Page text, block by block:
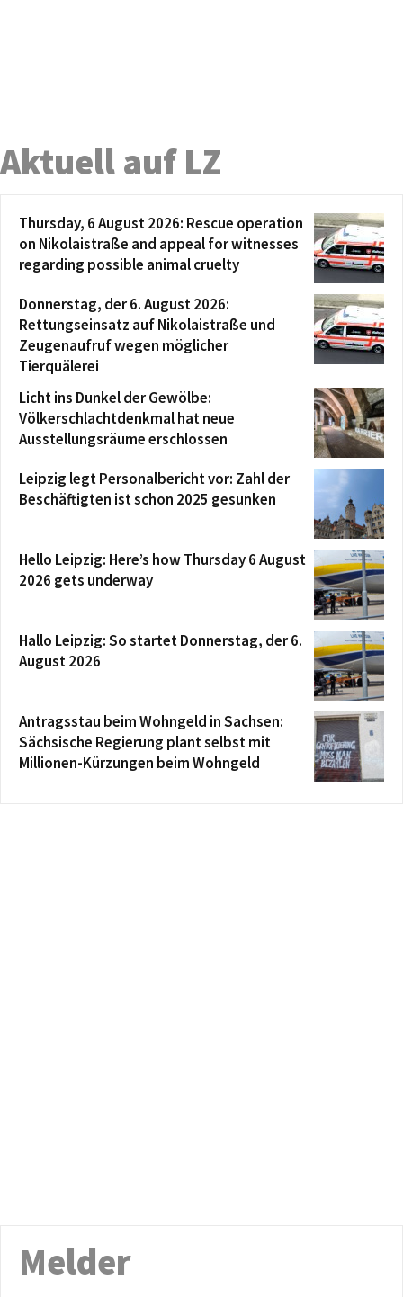
Aktuell auf LZ
Thursday, 6 August 2026: Rescue operation
on Nikolaistraße and appeal for witnesses
regarding possible animal cruelty
Donnerstag, der 6. August 2026:
Rettungseinsatz auf Nikolaistraße und
Zeugenaufruf wegen möglicher
Tierquälerei
Licht ins Dunkel der Gewölbe:
Völkerschlachtdenkmal hat neue
Ausstellungsräume erschlossen
Leipzig legt Personalbericht vor: Zahl der
Beschäftigten ist schon 2025 gesunken
Hello Leipzig: Here’s how Thursday 6 August
2026 gets underway
Hallo Leipzig: So startet Donnerstag, der 6.
August 2026
Antragsstau beim Wohngeld in Sachsen:
Sächsische Regierung plant selbst mit
Millionen-Kürzungen beim Wohngeld
Melder